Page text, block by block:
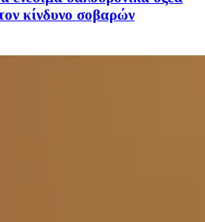
κίνδυνο σοβαρών